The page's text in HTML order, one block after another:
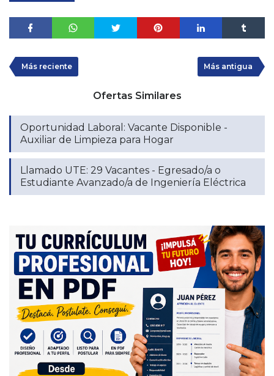
Más reciente Más antigua
Ofertas Similares
Oportunidad Laboral: Vacante Disponible -
Auxiliar de Limpieza para Hogar
Llamado UTE: 29 Vacantes - Egresado/a o
Estudiante Avanzado/a de Ingeniería Eléctrica